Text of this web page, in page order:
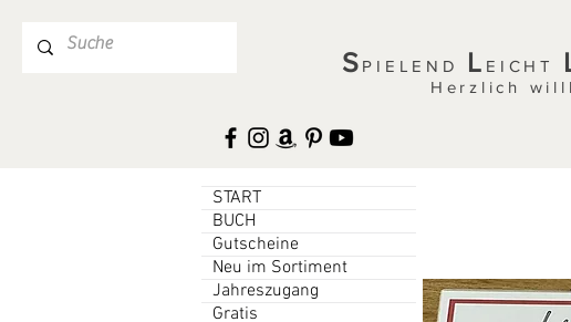
S PIELEND L EICHT
Herzlich
START
BUCH
Gutscheine
Neu im Sortiment
Jahreszugang
Gratis